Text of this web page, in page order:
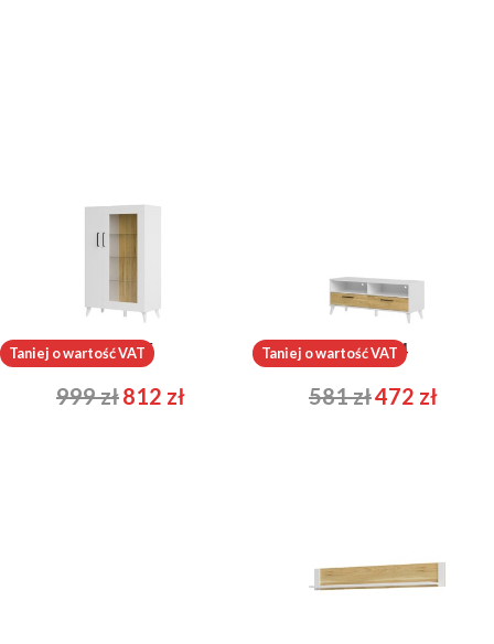
Barris 15
999zł812 zł
Barris 24
581zł472 zł
Taniej o wartość VAT Taniej o wartość VAT